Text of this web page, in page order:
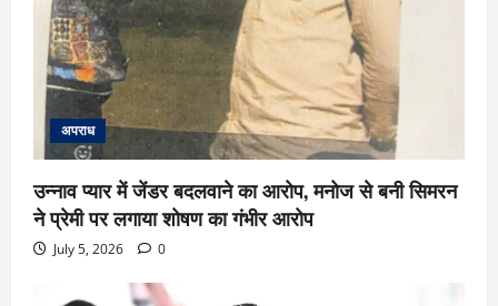
अपराध
उन्नाव प्यार में जेंडर बदलवाने का आरोप, मनोज से बनी सिमरन
ने प्रेमी पर लगाया शोषण का गंभीर आरोप
July 5, 2026 0